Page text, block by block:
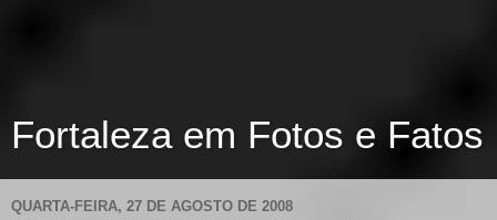
Fortaleza em Fotos e Fatos
QUARTA-FEIRA, 27 DE AGOSTO DE 2008